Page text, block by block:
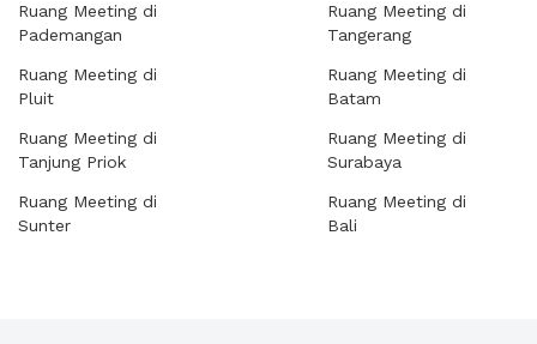
Ruang Meeting di
Pademangan
Ruang Meeting di
Pluit
Ruang Meeting di
Tanjung Priok
Ruang Meeting di
Sunter
Ruang Meeting di
Tangerang
Ruang Meeting di
Batam
Ruang Meeting di
Surabaya
Ruang Meeting di
Bali